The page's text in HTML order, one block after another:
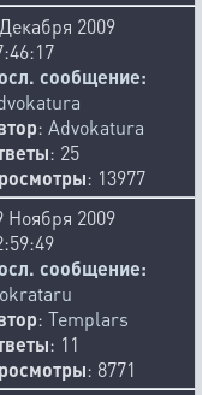
2009
сообщение:
: Advokatura
: 25
: 13977
Ноября 2009
сообщение:
: Templars
: 11
: 8771